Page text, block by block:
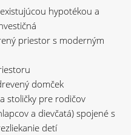
hypotékou a
priestor s moderným
domček
stoličky pre rodičov
a dievčatá) spojené s
detí